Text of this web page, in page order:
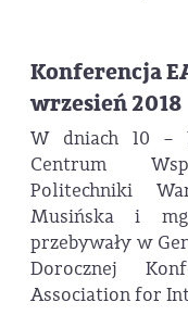
Konferencja
wrzesień 2018
W dniach 10 –
Centrum
Politechniki
Musińska i
przebywały w
Dorocznej
Association for